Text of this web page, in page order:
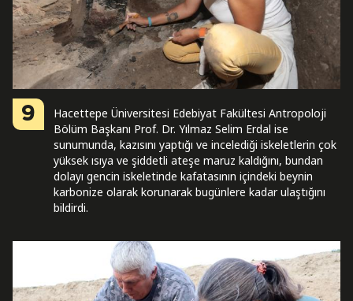
9
Hacettepe Üniversitesi Edebiyat Fakültesi Antropoloji
Bölüm Başkanı Prof. Dr. Yılmaz Selim Erdal ise
sunumunda, kazısını yaptığı ve incelediği iskeletlerin çok
yüksek ısıya ve şiddetli ateşe maruz kaldığını, bundan
dolayı gencin iskeletinde kafatasının içindeki beynin
karbonize olarak korunarak bugünlere kadar ulaştığını
bildirdi.